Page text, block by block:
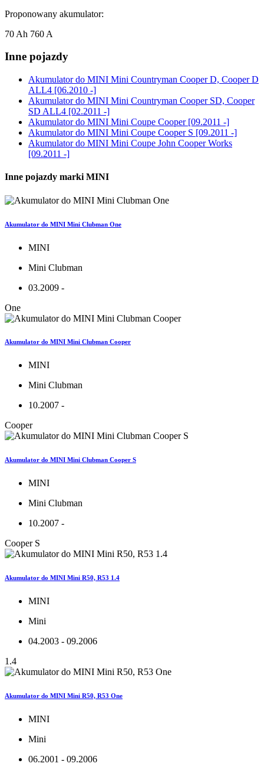
Proponowany akumulator:
70 Ah 760 A
Inne pojazdy
Akumulator do MINI Mini Countryman Cooper D, Cooper D
ALL4 [06.2010 -]
Akumulator do MINI Mini Countryman Cooper SD, Cooper
SD ALL4 [02.2011 -]
Akumulator do MINI Mini Coupe Cooper [09.2011 -]
Akumulator do MINI Mini Coupe Cooper S [09.2011 -]
Akumulator do MINI Mini Coupe John Cooper Works
[09.2011 -]
Inne pojazdy marki MINI
Akumulator do MINI Mini Clubman One
MINI
Mini Clubman
03.2009 -
One
Akumulator do MINI Mini Clubman Cooper
MINI
Mini Clubman
10.2007 -
Cooper
Akumulator do MINI Mini Clubman Cooper S
MINI
Mini Clubman
10.2007 -
Cooper S
Akumulator do MINI Mini R50, R53 1.4
MINI
Mini
04.2003 - 09.2006
1.4
Akumulator do MINI Mini R50, R53 One
MINI
Mini
06.2001 - 09.2006